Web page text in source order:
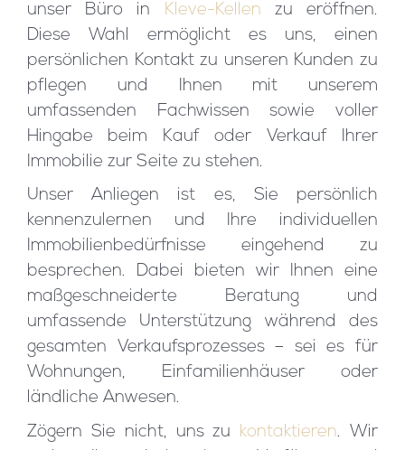
unser Büro in
Kleve-Kellen zu eröffnen.
Diese Wahl ermöglicht es uns, einen
persönlichen Kontakt zu unseren Kunden zu
pflegen und Ihnen mit unserem
umfassenden Fachwissen sowie voller
Hingabe beim Kauf oder Verkauf Ihrer
Immobilie zur Seite zu stehen.
Unser Anliegen ist es, Sie persönlich
kennenzulernen und Ihre individuellen
Immobilienbedürfnisse eingehend zu
besprechen. Dabei bieten wir Ihnen eine
maßgeschneiderte Beratung und
umfassende Unterstützung während des
gesamten Verkaufsprozesses – sei es für
Wohnungen, Einfamilienhäuser oder
ländliche Anwesen.
Zögern Sie nicht, uns zu kontaktieren. Wir